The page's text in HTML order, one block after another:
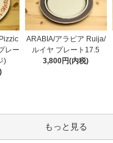
レー
)
ARABIA/アラビア Ruija/
ルイヤ プレート17.5
3,800円(内税)
もっと見る